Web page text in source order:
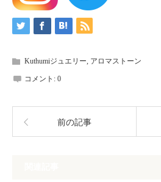
Kuthumiジュエリー, アロマストーン
コメント: 0
前の記事